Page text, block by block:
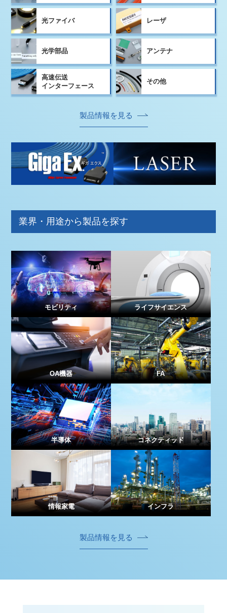
光ファイバ レーザ
光学部品 アンテナ
高速伝送
インターフェース
その他
製品情報を⾒る
業界・用途から製品を探す
モビリティ ライフサイエンス
OA機器 FA
半導体 コネクティッド
情報家電 インフラ
製品情報を⾒る